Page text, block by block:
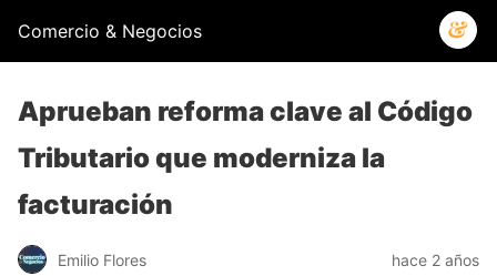
Comercio & Negocios
Aprueban reforma clave al Código
Tributario que moderniza la
facturación
Emilio Flores hace 2 años